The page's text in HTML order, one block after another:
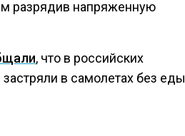
разрядив напряженную
, что в российских
в самолетах без еды